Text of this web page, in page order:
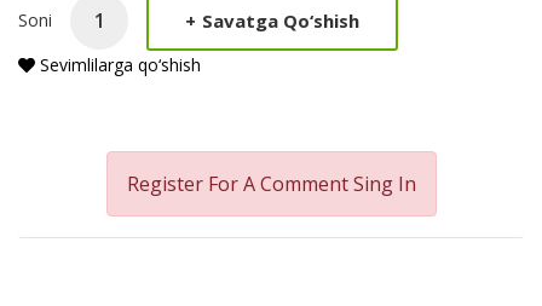
Soni + Savatga Qo‘shish
Sevimlilarga qo‘shish
Register For A CommentSing In